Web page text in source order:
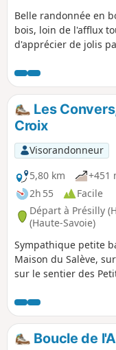
Belle randonnée en
bois, loin de l'afflux
d'apprécier de jolis
encore la Chapelle
donnant sur la
contreforts du Semnoz.
Les
Croix
Visorandonneur
5,80 km
+451
2h 55
Facile
Départ à Présilly
(Haute-Savoie)
Sympathique petite
Maison du Salève,
sur le sentier des
Boucle de